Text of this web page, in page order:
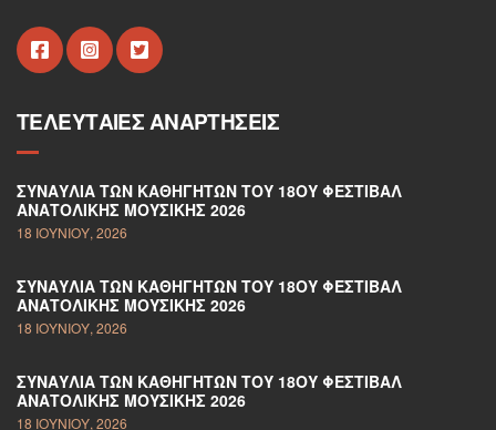
ΤΕΛΕΥΤΑΊΕΣ ΑΝΑΡΤΉΣΕΙΣ
ΣΥΝΑΥΛΊΑ ΤΩΝ ΚΑΘΗΓΗΤΏΝ ΤΟΥ 18ΟΥ ΦΕΣΤΙΒΆΛ
ΑΝΑΤΟΛΙΚΉΣ ΜΟΥΣΙΚΉΣ 2026
18 ΙΟΥΝΊΟΥ, 2026
ΣΥΝΑΥΛΊΑ ΤΩΝ ΚΑΘΗΓΗΤΏΝ ΤΟΥ 18ΟΥ ΦΕΣΤΙΒΆΛ
ΑΝΑΤΟΛΙΚΉΣ ΜΟΥΣΙΚΉΣ 2026
18 ΙΟΥΝΊΟΥ, 2026
ΣΥΝΑΥΛΊΑ ΤΩΝ ΚΑΘΗΓΗΤΏΝ ΤΟΥ 18ΟΥ ΦΕΣΤΙΒΆΛ
ΑΝΑΤΟΛΙΚΉΣ ΜΟΥΣΙΚΉΣ 2026
18 ΙΟΥΝΊΟΥ, 2026